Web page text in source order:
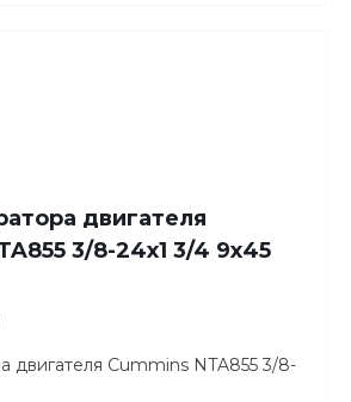
двигателя
3/8-24х1 3/4 9х45
двигателя Cummins NTA855 3/8-